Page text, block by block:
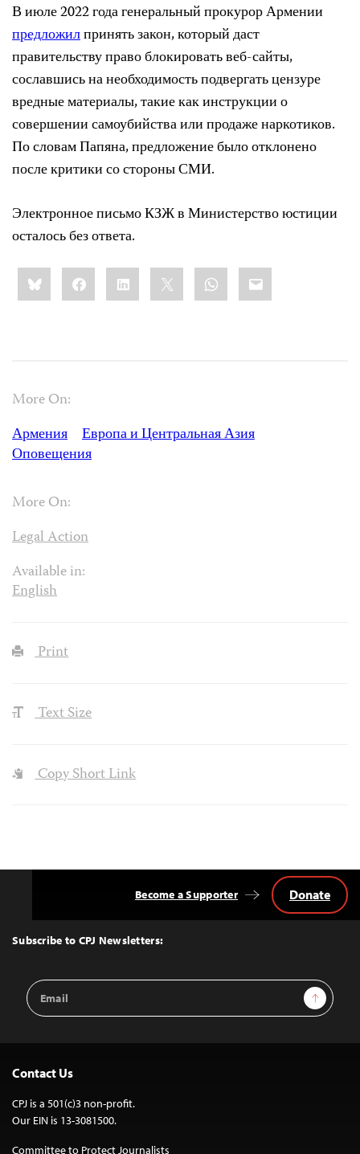
В июле 2022 года генеральный прокурор Армении
предложилпринять закон, который даст
правительству право блокировать веб-сайты,
сославшись на необходимость подвергать цензуре
вредные материалы, такие как инструкции о
совершении самоубийства или продаже наркотиков.
По словам Папяна, предложение было отклонено
после критики со стороны СМИ.
Электронное письмо КЗЖ в Министерство юстиции
осталось без ответа.
Share
this:BlueskyFacebookLinkedIn WhatsApp
Email
More On:
Армения
Европа и Центральная Азия
Оповещения
More On:
Legal Action
Available in:
English
Print
Text Size
Copy Short Link
Top
Subscribe to CPJ Newsletters:
Email
Address
Sign Up
Become a Supporter Donate
Contact Us
CPJ is a 501(c)3 non-profit.
Our EIN is 13-3081500.
Committee to Protect Journalists